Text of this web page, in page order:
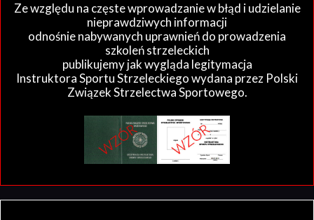
Ze względu na częste wprowadzanie w błąd i udzielanie
nieprawdziwych informacji
odnośnie nabywanych uprawnień do prowadzenia
szkoleń strzeleckich
publikujemy jak wygląda legitymacja
Instruktora Sportu Strzeleckiego wydana przez Polski
Związek Strzelectwa Sportowego.